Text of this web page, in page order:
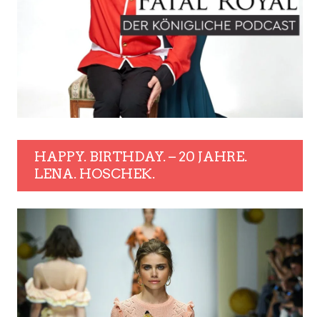
HAPPY. BIRTHDAY. – 20 JAHRE.
LENA. HOSCHEK.